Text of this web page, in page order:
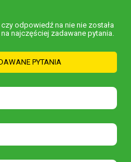
odpowiedź na nie nie została
najczęściej zadawane pytania.
PYTANIA